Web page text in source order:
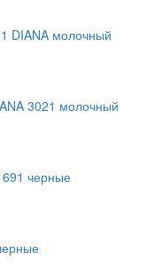
DIANA молочный
3021 молочный
черные